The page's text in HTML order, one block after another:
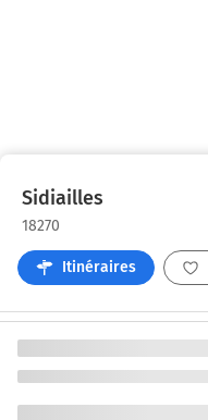
Sidiailles
18270
Itinéraires